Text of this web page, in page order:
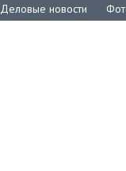
Деловые новости